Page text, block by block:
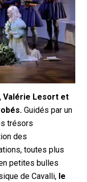
Valérie Lesort et
Guidés par un
trésors
des
toutes plus
petites bulles
de Cavalli, le